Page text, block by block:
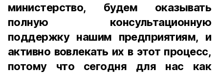
министерство, будем оказывать
полную консультационную
поддержку нашим предприятиям, и
активно вовлекать их в этот процесс,
потому что сегодня для нас как